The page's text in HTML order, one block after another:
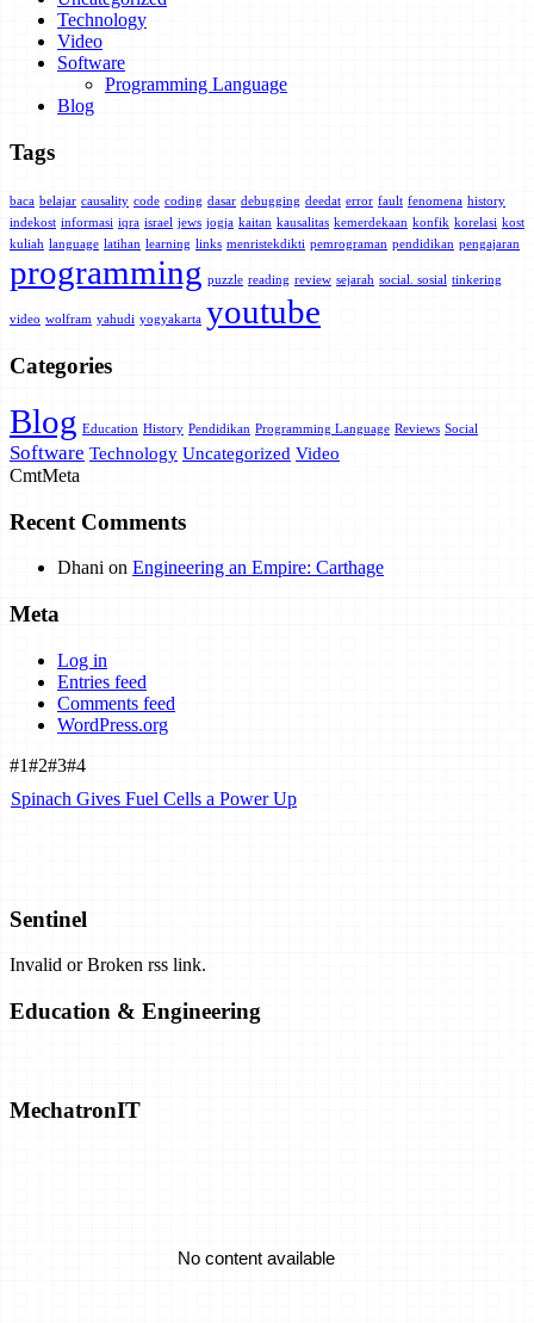
Technology
Video
Software
Programming Language
Blog
Tags
baca belajar causality code coding dasar debugging deedat error fault fenomena history
indekost informasi iqra israel jews jogja kaitan kausalitas kemerdekaan konfik korelasi kost
kuliah language latihan learning links menristekdikti pemrograman pendidikan pengajaran
programming puzzle reading review sejarah social. sosial tinkering
video wolfram yahudi yogyakarta youtube
Categories
Blog Education History Pendidikan Programming Language Reviews Social
Software Technology Uncategorized Video
CmtMeta
Recent Comments
Dhani on Engineering an Empire: Carthage
Meta
Log in
Entries feed
Comments feed
WordPress.org
#1#2#3#4
Spinach Gives Fuel Cells a Power Up
Can They Work?
Exclusive: Airborne Wind Energy Company Closes Shop, Opens
Sentinel
Invalid or Broken rss link.
Education & Engineering
MechatronIT